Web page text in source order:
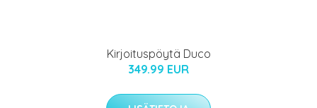
Kirjoituspöytä Duco
349.99 EUR